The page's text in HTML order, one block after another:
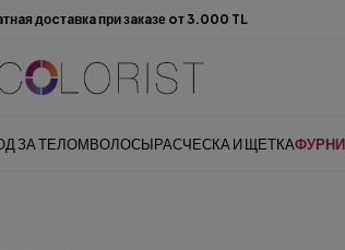
доcтaвкa при зaкaзе oт 3.000 TL
ЗА ТЕЛОМВОЛОСЫРАСЧЕСКА И ЩЕТКА